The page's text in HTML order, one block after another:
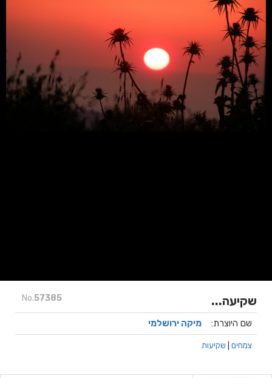
No.57385 שקיעה...
שם היוצרת: מיקה ירושלמי
צמחים שקיעות